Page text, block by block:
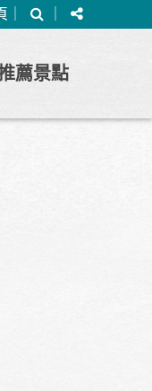
尋
分
享
薦景點